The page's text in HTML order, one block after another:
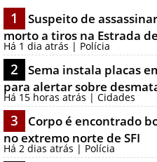
1
Suspeito de
morto a tiros na Estrada
Há 1 dia atrás | Polícia
2
Sema instala placas
para alertar sobre
Há 15 horas atrás | Cidades
3
Corpo é encontrado
no extremo norte de SFI
Há 2 dias atrás | Polícia